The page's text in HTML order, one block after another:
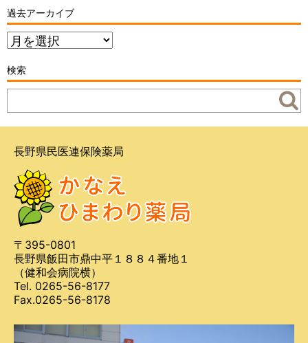
過去アーカイブ
過
去
ア
ー
カ
検索
長野県民医連保険薬局
〒395-0801
長野県飯田市鼎中平１８８４番地１
（健和会病院横）
Tel. 0265-56-8177
Fax.0265-56-8178